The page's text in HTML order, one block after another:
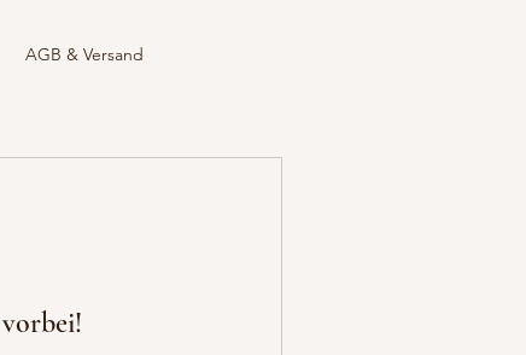
AGB & Versand